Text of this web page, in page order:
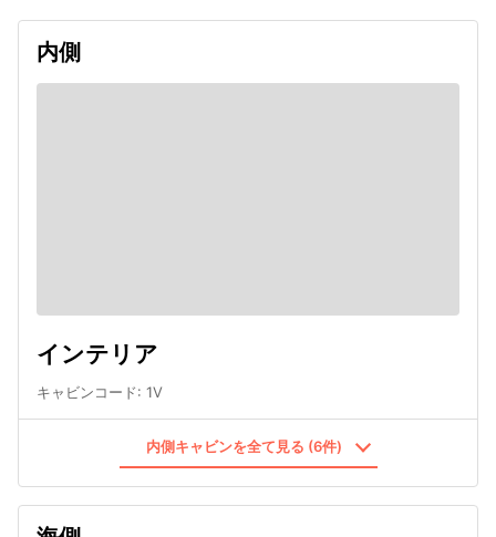
内側
インテリア
キャビンコード: 1V
内側キャビンを全て見る (6件)